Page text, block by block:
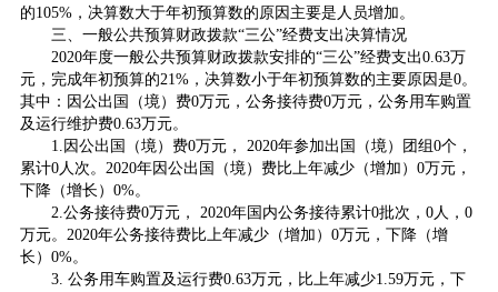
的105%，决算数大于年初预算数的原因主要是人员增加。
三、一般公共预算财政拨款“三公”经费支出决算情况
2020年度一般公共预算财政拨款安排的“三公”经费支出0.63万
元，完成年初预算的21%，决算数小于年初预算数的主要原因是0。
其中：因公出国（境）费0万元，公务接待费0万元，公务用车购置
及运行维护费0.63万元。
1.因公出国（境）费0万元， 2020年参加出国（境）团组0个，
累计0人次。2020年因公出国（境）费比上年减少（增加）0万元，
下降（增长）0%。
2.公务接待费0万元， 2020年国内公务接待累计0批次，0人，0
万元。2020年公务接待费比上年减少（增加）0万元，下降（增
长）0%。
3. 公务用车购置及运行费0.63万元，比上年减少1.59万元，下